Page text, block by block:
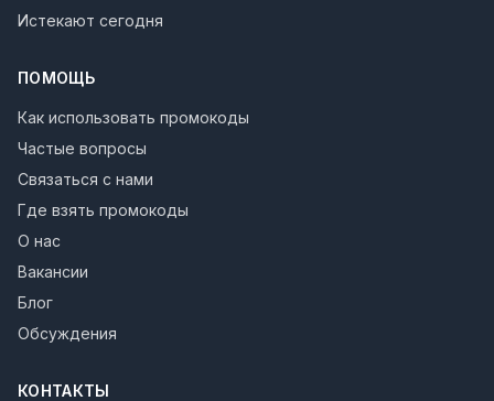
Истекают сегодня
ПОМОЩЬ
Как использовать промокоды
Частые вопросы
Связаться с нами
Где взять промокоды
О нас
Вакансии
Блог
Обсуждения
КОНТАКТЫ